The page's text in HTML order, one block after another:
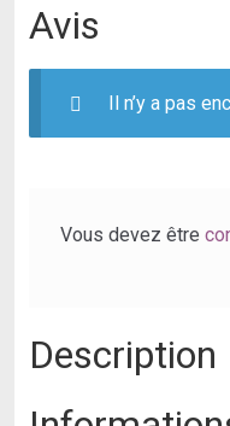
Avis
Il n’y a pas
Vous devez être
Description